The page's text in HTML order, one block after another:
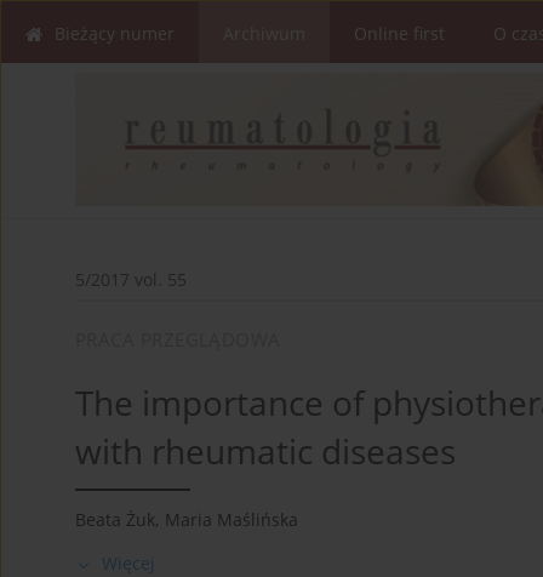
Bieżący numer Online first O
5/2017 vol. 55
The importance of
with rheumatic diseases
Beata Żuk, Maria Maślińska
Więcej